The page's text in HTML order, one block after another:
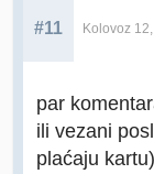
#11 Kolovoz
par
ili vezani
plaćaju kartu)